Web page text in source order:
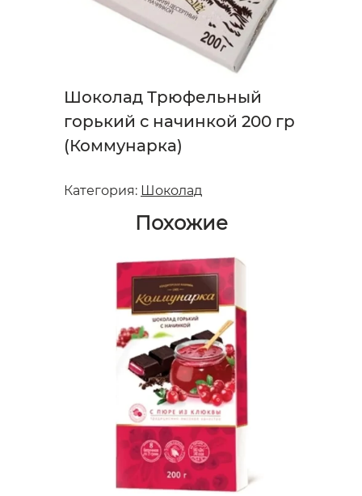
Шоколад Трюфельный
горький с начинкой 200 гр
(Коммунарка)
Категория: Шоколад
Похожие